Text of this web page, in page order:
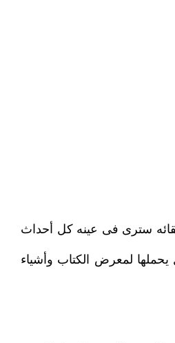
لقائه سترى فى عينه كل أحداث
يحملها لمعرض الكتاب وأشياء